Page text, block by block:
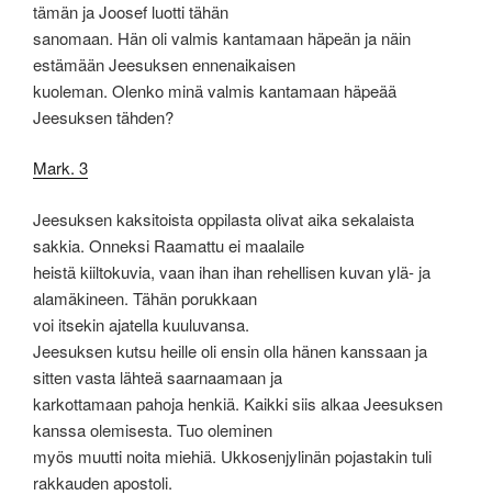
tämän ja Joosef luotti tähän
sanomaan. Hän oli valmis kantamaan häpeän ja näin
estämään Jeesuksen ennenaikaisen
kuoleman. Olenko minä valmis kantamaan häpeää
Jeesuksen tähden?
Mark. 3
Jeesuksen kaksitoista oppilasta olivat aika sekalaista
sakkia. Onneksi Raamattu ei maalaile
heistä kiiltokuvia, vaan ihan ihan rehellisen kuvan ylä- ja
alamäkineen. Tähän porukkaan
voi itsekin ajatella kuuluvansa.
Jeesuksen kutsu heille oli ensin olla hänen kanssaan ja
sitten vasta lähteä saarnaamaan ja
karkottamaan pahoja henkiä. Kaikki siis alkaa Jeesuksen
kanssa olemisesta. Tuo oleminen
myös muutti noita miehiä. Ukkosenjylinän pojastakin tuli
rakkauden apostoli.